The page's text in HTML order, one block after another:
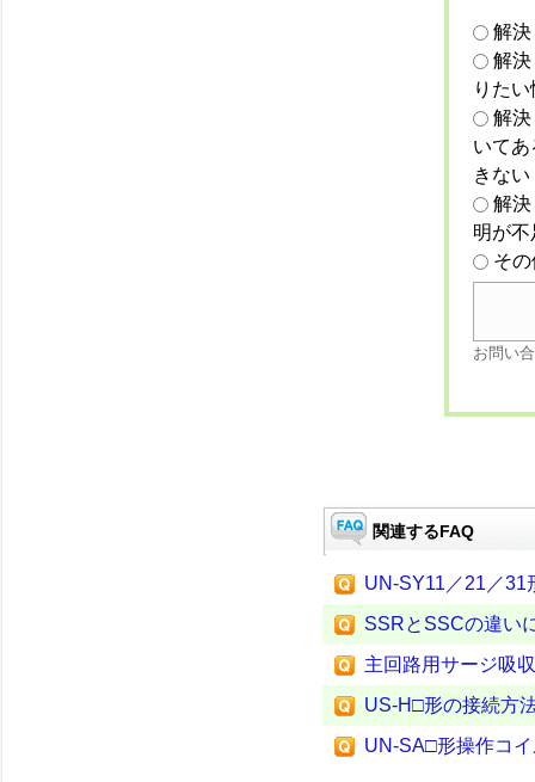
解
解
りた
解
いて
きない
解
明が
そ
お問い
関連するFAQ
UN-SY11／21／31
SSRとSSCの違い
主回路用サージ吸
US-H□形の接続方
UN-SA□形操作コ